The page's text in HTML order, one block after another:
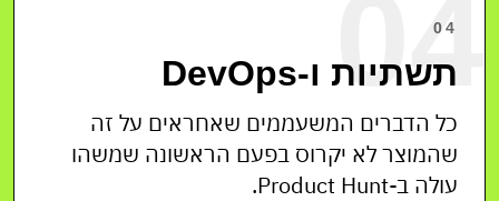
04
04
תשתיות ו-DevOps
כל הדברים המשעממים שאחראים על זה
שהמוצר לא יקרוס בפעם הראשונה שמשהו
עולה ב-Product Hunt.